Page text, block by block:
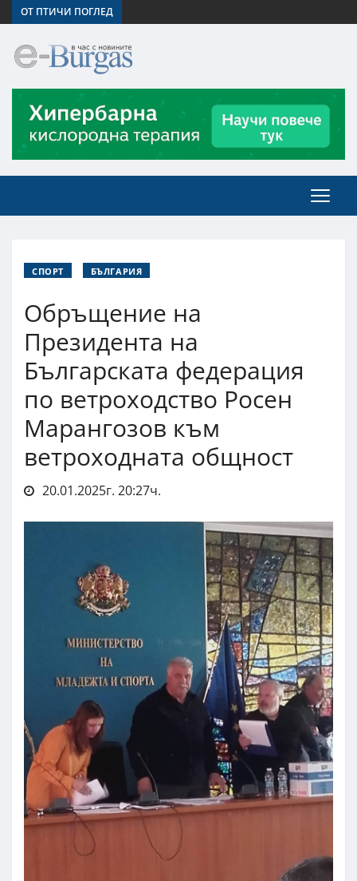
ОТ ПТИЧИ ПОГЛЕД
СПОРТ БЪЛГАРИЯ
Обръщение на
Президента на
Българската федерация
по ветроходство Росен
Марангозов към
ветроходната общност
20.01.2025г. 20:27ч.